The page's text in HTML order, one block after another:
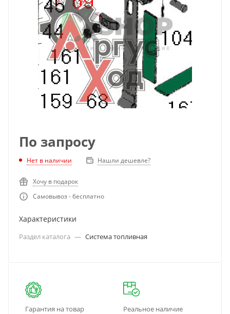
По запросу
Нет в наличии Нашли дешевле?
Хочу в подарок
Самовывоз - бесплатно
Характеристики
Раздел каталога — Система топливная
Гарантия на товар Реальное наличие